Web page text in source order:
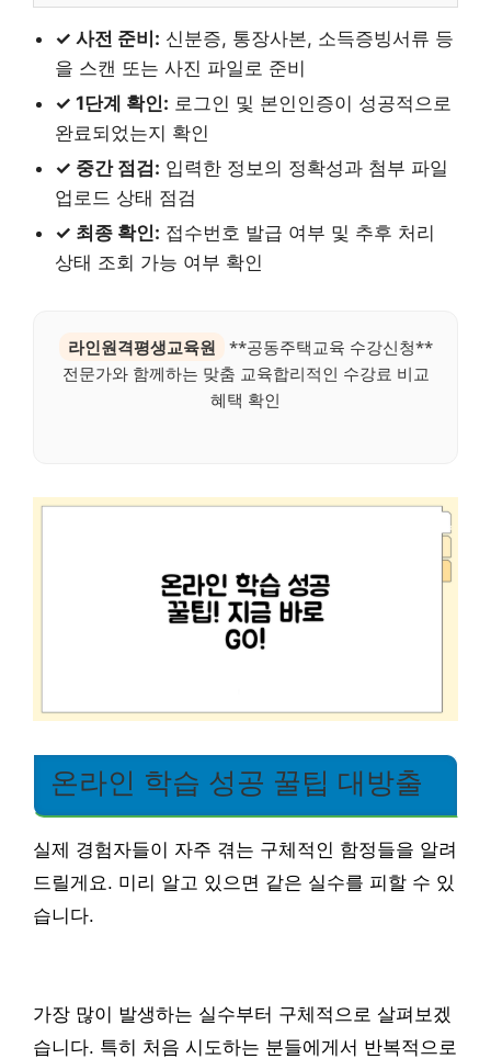
✓ 사전 준비: 신분증, 통장사본, 소득증빙서류 등
을 스캔 또는 사진 파일로 준비
✓ 1단계 확인: 로그인 및 본인인증이 성공적으로
완료되었는지 확인
✓ 중간 점검: 입력한 정보의 정확성과 첨부 파일
업로드 상태 점검
✓ 최종 확인: 접수번호 발급 여부 및 추후 처리
상태 조회 가능 여부 확인
라인원격평생교육원
**공동주택교육 수강신청**
전문가와 함께하는 맞춤 교육합리적인 수강료 비교
혜택 확인
온라인 학습 성공 꿀팁 대방출
실제 경험자들이 자주 겪는 구체적인 함정들을 알려
드릴게요. 미리 알고 있으면 같은 실수를 피할 수 있
습니다.
가장 많이 발생하는 실수부터 구체적으로 살펴보겠
습니다. 특히 처음 시도하는 분들에게서 반복적으로